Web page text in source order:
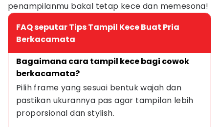
penampilanmu bakal tetap kece dan memesona!
FAQ seputar Tips Tampil Kece Buat Pria
Berkacamata
Bagaimana cara tampil kece bagi cowok
berkacamata?
Pilih frame yang sesuai bentuk wajah dan
pastikan ukurannya pas agar tampilan lebih
proporsional dan stylish.